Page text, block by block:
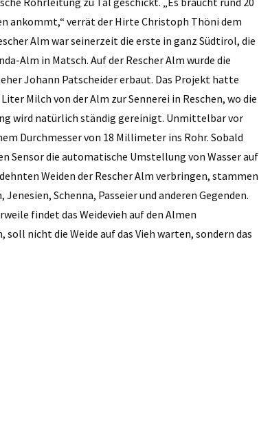
ankommt,“ verrät der Hirte Christoph Thöni dem
Alm war seinerzeit die erste in ganz Südtirol, die
Alm in Matsch. Auf der Rescher Alm wurde die
Johann Patscheider erbaut. Das Projekt hatte
Milch von der Alm zur Sennerei in Reschen, wo die
wird natürlich ständig gereinigt. Unmittelbar vor
Durchmesser von 18 Millimeter ins Rohr. Sobald
Sensor die automatische Umstellung von Wasser auf
Weiden der Rescher Alm verbringen, stammen
Schenna, Passeier und anderen Gegenden.
findet das Weidevieh auf den Almen
nicht die Weide auf das Vieh warten, sondern das